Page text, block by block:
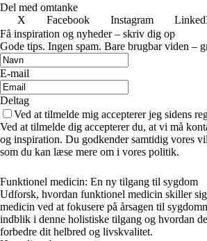
Del med omtanke
X
Facebook Instagram
Få inspiration og nyheder – skriv dig op
Gode tips. Ingen spam. Bare brugbar viden –
E-mail
Deltag
Ved at tilmelde mig accepterer jeg sidens
Ved at tilmelde dig accepterer du, at vi må
og inspiration. Du godkender samtidig vores
som du kan læse mere om i vores politik.
Funktionel medicin: En ny tilgang til sygdom
Udforsk, hvordan funktionel medicin skiller
medicin ved at fokusere på årsagen til
indblik i denne holistiske tilgang og hvordan
forbedre dit helbred og livskvalitet.